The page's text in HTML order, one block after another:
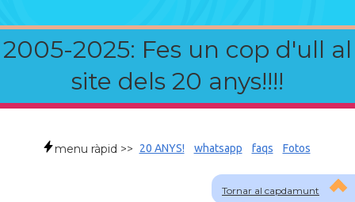
2005-2025: Fes un cop d'ull al
site dels 20 anys!!!!
Tornar al capdamunt
menu ràpid >> 20 ANYS! whatsapp faqs Fotos